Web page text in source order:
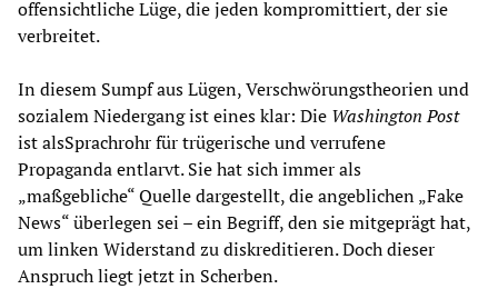
offensichtliche Lüge, die jeden kompromittiert, der sie
verbreitet.
In diesem Sumpf aus Lügen, Verschwörungstheorien und
sozialem Niedergang ist eines klar: Die Washington Post
ist alsSprachrohr für trügerische und verrufene
Propaganda entlarvt. Sie hat sich immer als
„maßgebliche“ Quelle dargestellt, die angeblichen „Fake
News“ überlegen sei – ein Begriff, den sie mitgeprägt hat,
um linken Widerstand zu diskreditieren. Doch dieser
Anspruch liegt jetzt in Scherben.